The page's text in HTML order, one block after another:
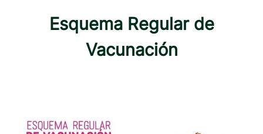
Esquema Regular de
Vacunación